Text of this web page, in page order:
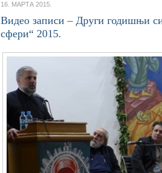
16. МАРТА 2015.
Видео записи – Други годишњи
сфери“ 2015.